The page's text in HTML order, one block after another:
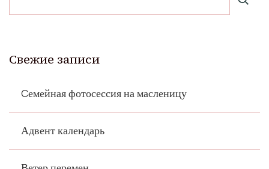
Свежие записи
Cемейная фотосессия на масленицу
Адвент календарь